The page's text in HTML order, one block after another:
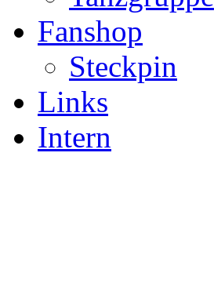
Fanshop
Steckpin
Links
Intern